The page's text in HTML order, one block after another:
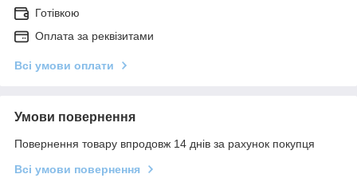
Готівкою
Оплата за реквізитами
Всі умови оплати
Умови повернення
Повернення товару впродовж 14 днів за рахунок покупця
Всі умови повернення